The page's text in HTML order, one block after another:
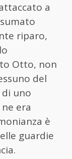
a
riparo,
Otto, non
del
uno
era
è
guardie